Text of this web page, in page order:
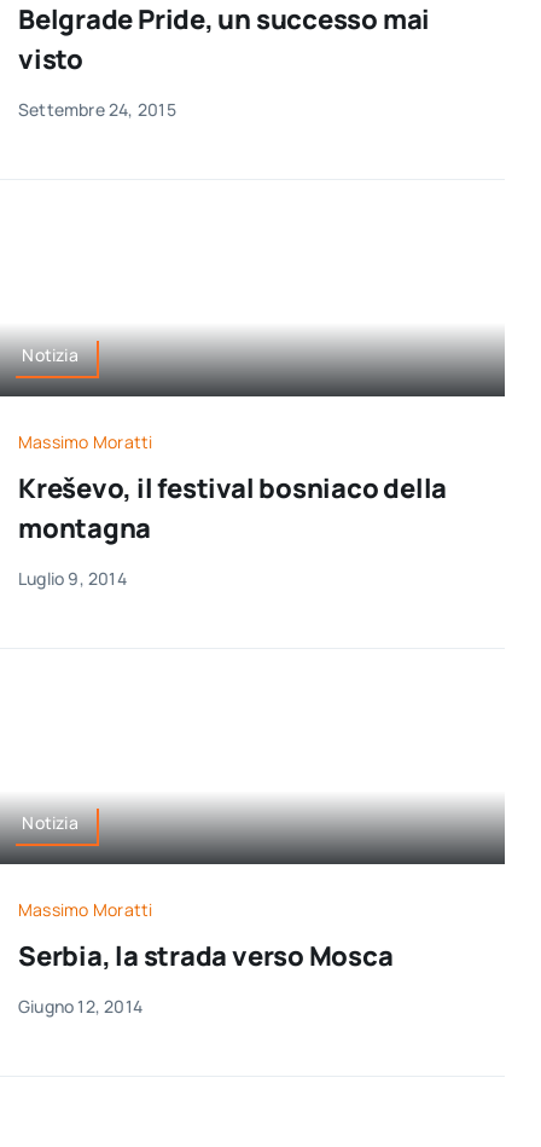
Belgrade Pride, un successo mai
visto
Settembre 24, 2015
Notizia
Massimo Moratti
Kreševo, il festival bosniaco della
montagna
Luglio 9, 2014
Notizia
Massimo Moratti
Serbia, la strada verso Mosca
Giugno 12, 2014